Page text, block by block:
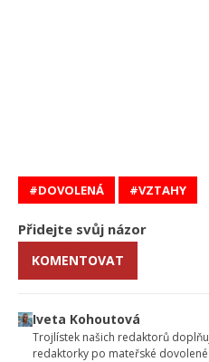
DOVOLENÁ VZTAHY
Přidejte svůj názor
KOMENTOVAT
Iveta Kohoutová
Trojlístek našich redaktorů
redaktorky po mateřské